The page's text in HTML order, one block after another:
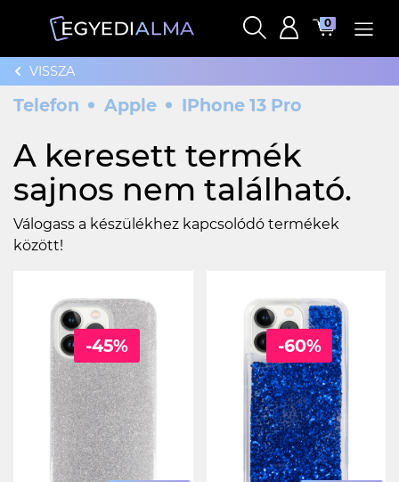
0
VISSZA
Telefon Apple IPhone 13 Pro
A keresett termék
sajnos nem található.
Válogass a készülékhez kapcsolódó termékek
között!
-45% -60%